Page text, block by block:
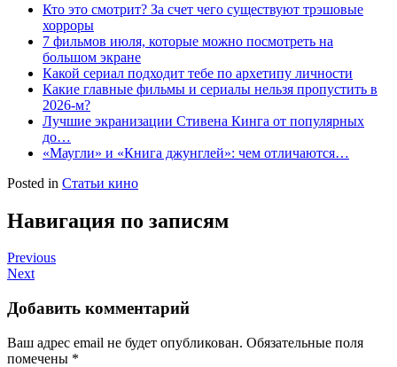
Кто это смотрит? За счет чего существуют трэшовые
хорроры
7 фильмов июля, которые можно посмотреть на
большом экране
Какой сериал подходит тебе по архетипу личности
Какие главные фильмы и сериалы нельзя пропустить в
2026-м?
Лучшие экранизации Стивена Кинга от популярных
до…
«Маугли» и «Книга джунглей»: чем отличаются…
Posted in Статьи кино
Навигация по записям
Previous
Next
Добавить комментарий
Ваш адрес email не будет опубликован. Обязательные поля
помечены *